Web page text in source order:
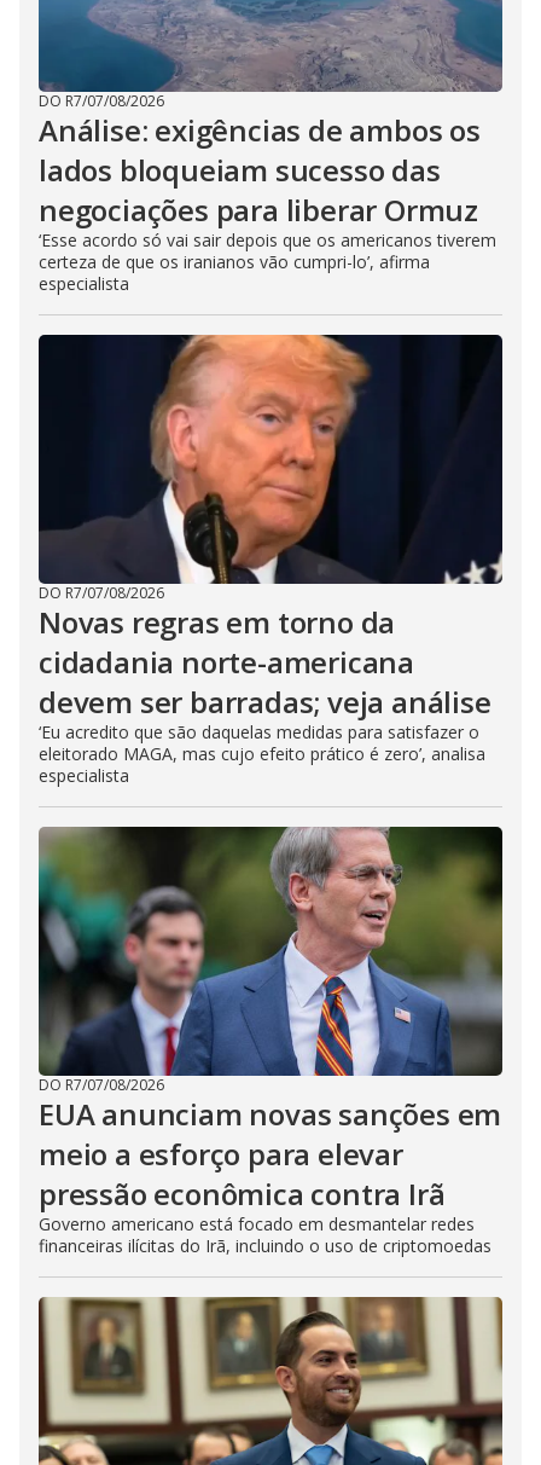
DO R7/07/08/2026
Análise: exigências de ambos os
lados bloqueiam sucesso das
negociações para liberar Ormuz
‘Esse acordo só vai sair depois que os americanos tiverem
certeza de que os iranianos vão cumpri-lo’, afirma
especialista
DO R7/07/08/2026
Novas regras em torno da
cidadania norte-americana
devem ser barradas; veja análise
‘Eu acredito que são daquelas medidas para satisfazer o
eleitorado MAGA, mas cujo efeito prático é zero’, analisa
especialista
DO R7/07/08/2026
EUA anunciam novas sanções em
meio a esforço para elevar
pressão econômica contra Irã
Governo americano está focado em desmantelar redes
financeiras ilícitas do Irã, incluindo o uso de criptomoedas